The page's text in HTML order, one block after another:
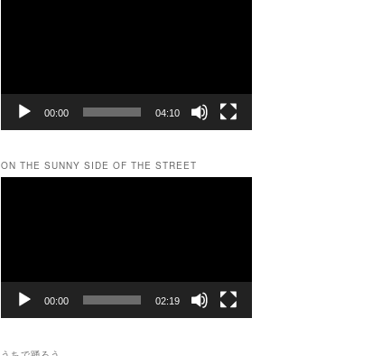
00:00 04:10
ON THE SUNNY SIDE OF THE STREET
00:00 02:19